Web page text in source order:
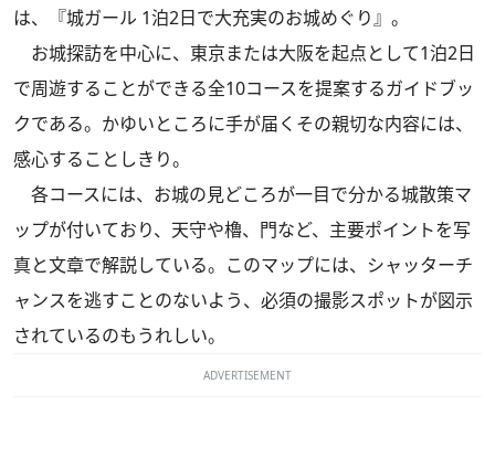
は、『城ガール 1泊2日で大充実のお城めぐり』。
お城探訪を中心に、東京または大阪を起点として1泊2日
で周遊することができる全10コースを提案するガイドブッ
クである。かゆいところに手が届くその親切な内容には、
感心することしきり。
各コースには、お城の見どころが一目で分かる城散策マ
ップが付いており、天守や櫓、門など、主要ポイントを写
真と文章で解説している。このマップには、シャッターチ
ャンスを逃すことのないよう、必須の撮影スポットが図示
されているのもうれしい。
ADVERTISEMENT